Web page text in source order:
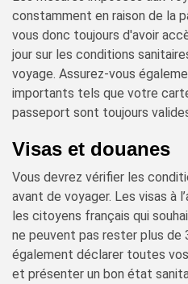
constamment en raison de la
vous donc toujours d'avoir
jour sur les conditions
voyage. Assurez-vous
importants tels que votre
passeport sont toujours
Visas et douanes
Vous devrez vérifier les
avant de voyager. Les visas à
les citoyens français qui
ne peuvent pas rester plus de
également déclarer toutes
et présenter un bon état